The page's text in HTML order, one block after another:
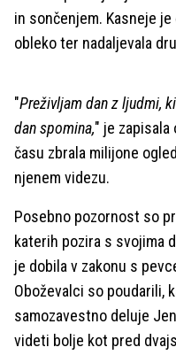
in sončenjem. Kasneje
obleko ter nadaljevala
"Preživljam dan z ljudmi,
dan spomina," je zapisala
času zbrala milijone
njenem videzu.
Posebno pozornost so
katerih pozira s svojima
je dobila v zakonu s
Oboževalci so poudarili,
samozavestno deluje
videti bolje kot pred